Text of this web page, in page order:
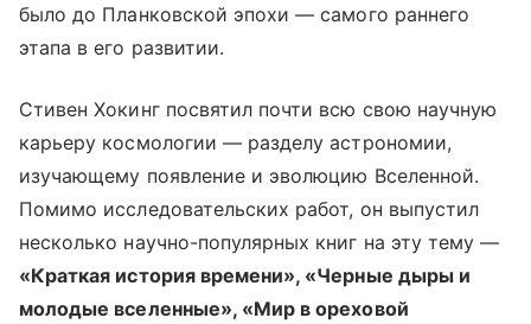
было до Планковской эпохи — самого раннего
этапа в его развитии.
Стивен Хокинг посвятил почти всю свою научную
карьеру космологии — разделу астрономии,
изучающему появление и эволюцию Вселенной.
Помимо исследовательских работ, он выпустил
несколько научно-популярных книг на эту тему —
«Краткая история времени», «Черные дыры и
молодые вселенные», «Мир в ореховой